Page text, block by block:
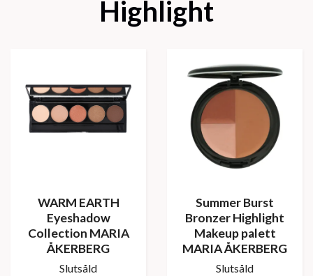
Highlight
WARM EARTH
Eyeshadow
Collection MARIA
ÅKERBERG
Slutsåld
Summer Burst
Bronzer Highlight
Makeup palett
MARIA ÅKERBERG
Slutsåld